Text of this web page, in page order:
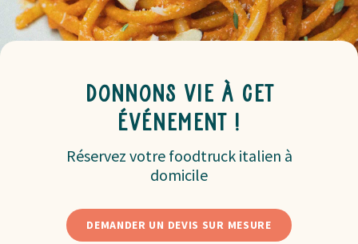
Donnons vie à cet
événement !
Réservez votre foodtruck italien à
domicile
DEMANDER UN DEVIS SUR MESURE